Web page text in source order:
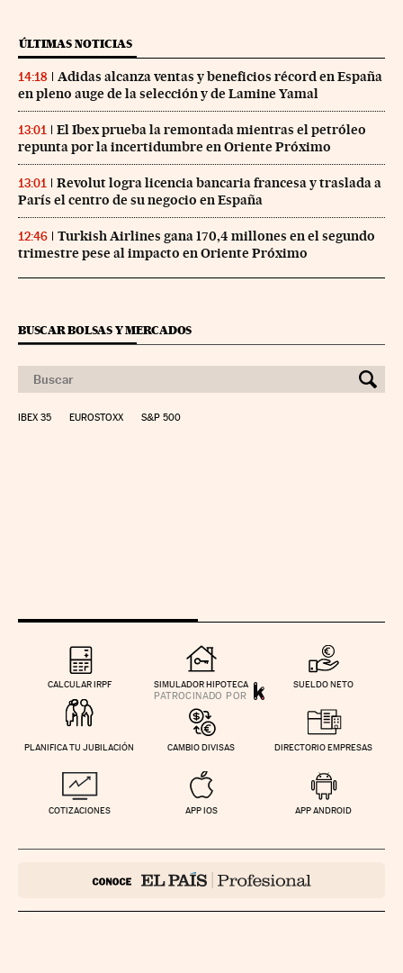
ÚLTIMAS NOTICIAS
14:18
Adidas alcanza ventas y beneficios récord en España
en pleno auge de la selección y de Lamine Yamal
13:01
El Ibex prueba la remontada mientras el petróleo
repunta por la incertidumbre en Oriente Próximo
13:01
Revolut logra licencia bancaria francesa y traslada a
París el centro de su negocio en España
12:46
Turkish Airlines gana 170,4 millones en el segundo
trimestre pese al impacto en Oriente Próximo
BUSCAR BOLSAS Y MERCADOS
IBEX 35 EUROSTOXX S&P 500
CALCULAR IRPF SIMULADOR HIPOTECA SUELDO NETO
PLANIFICA TU JUBILACIÓN CAMBIO DIVISAS DIRECTORIO EMPRESAS
COTIZACIONES APP IOS APP ANDROID